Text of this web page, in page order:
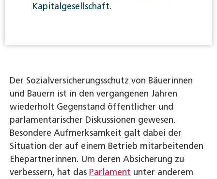
Kapitalgesellschaft.
Der Sozialversicherungsschutz von Bäuerinnen
und Bauern ist in den vergangenen Jahren
wiederholt Gegenstand öffentlicher und
parlamentarischer Diskussionen gewesen.
Besondere Aufmerksamkeit galt dabei der
Situation der auf einem Betrieb mitarbeitenden
Ehepartnerinnen. Um deren Absicherung zu
verbessern, hat das Parlament unter anderem